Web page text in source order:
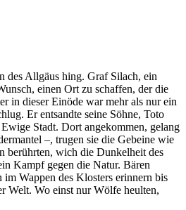
des Allgäus hing. Graf Silach, ein
einen Ort zu schaffen, der die
in dieser Einöde war mehr als nur ein
Er entsandte seine Söhne, Toto
Stadt. Dort angekommen, gelang
–, trugen sie die Gebeine wie
berührten, wich die Dunkelheit des
Kampf gegen die Natur. Bären
Wappen des Klosters erinnern bis
Welt. Wo einst nur Wölfe heulten,